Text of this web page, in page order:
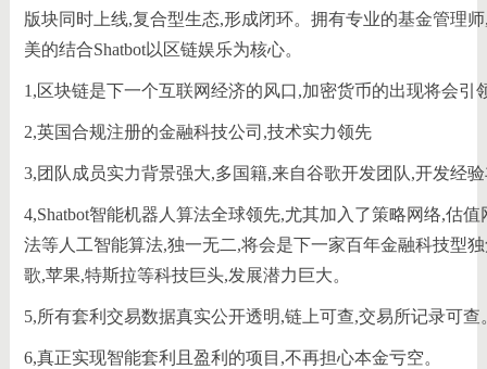
版块同时上线,复合型生态,形成闭环。拥有专业的基⾦管理
美的结合Shatbot以区链娱乐为核心。
1,区块链是下一个互联网经济的风口,加密货币的出现将会引
2,英国合规注册的金融科技公司,技术实力领先
3,团队成员实力背景强大,多国籍,来自谷歌开发团队,开发经
4,Shatbot智能机器人算法全球领先,尤其加入了策略网络,估
法等人工智能算法,独一无二,将会是下一家百年金融科技型
歌,苹果,特斯拉等科技巨头,发展潜力巨大。
5,所有套利交易数据真实公开透明,链上可查,交易所记录可查
6,真正实现智能套利且盈利的项目,不再担心本金亏空。